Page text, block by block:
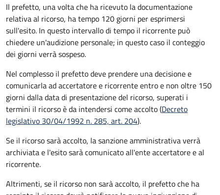
Il prefetto, una volta che ha ricevuto la documentazione
relativa al ricorso, ha tempo 120 giorni per esprimersi
sull'esito. In questo intervallo di tempo il ricorrente può
chiedere un'audizione personale; in questo caso il conteggio
dei giorni verrà sospeso.
Nel complesso il prefetto deve prendere una decisione e
comunicarla ad accertatore e ricorrente entro e non oltre 150
giorni dalla data di presentazione del ricorso, superati i
termini il ricorso è da intendersi come accolto (Decreto
legislativo 30/04/1992 n. 285, art. 204).
Se il ricorso sarà accolto, la sanzione amministrativa verrà
archiviata e l'esito sarà comunicato all'ente accertatore e al
ricorrente.
Altrimenti, se il ricorso non sarà accolto, il prefetto che ha